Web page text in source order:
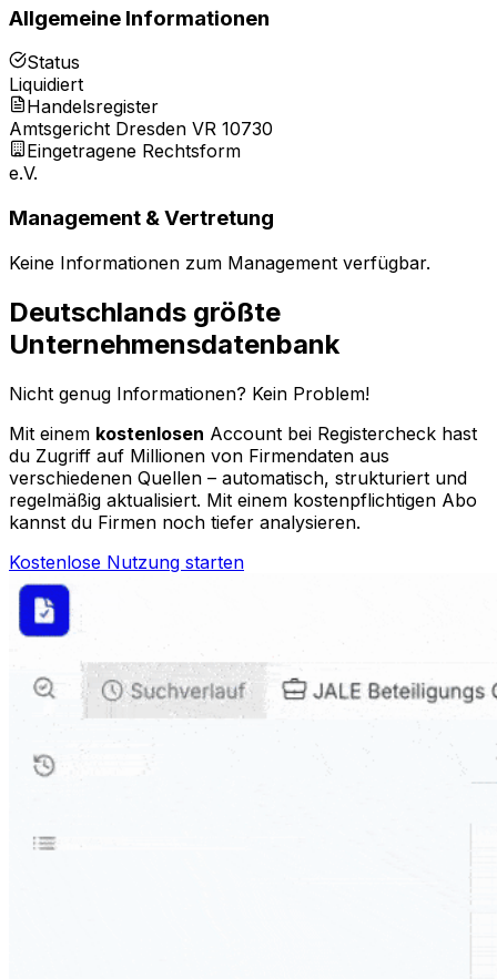
Allgemeine Informationen
Status
Liquidiert
Handelsregister
Amtsgericht Dresden VR 10730
Eingetragene Rechtsform
e.V.
Management & Vertretung
Keine Informationen zum Management verfügbar.
Deutschlands größte
Unternehmensdatenbank
Nicht genug Informationen? Kein Problem!
Mit einem kostenlosen Account bei Registercheck hast
du Zugriff auf Millionen von Firmendaten aus
verschiedenen Quellen – automatisch, strukturiert und
regelmäßig aktualisiert. Mit einem kostenpflichtigen Abo
kannst du Firmen noch tiefer analysieren.
Kostenlose Nutzung starten